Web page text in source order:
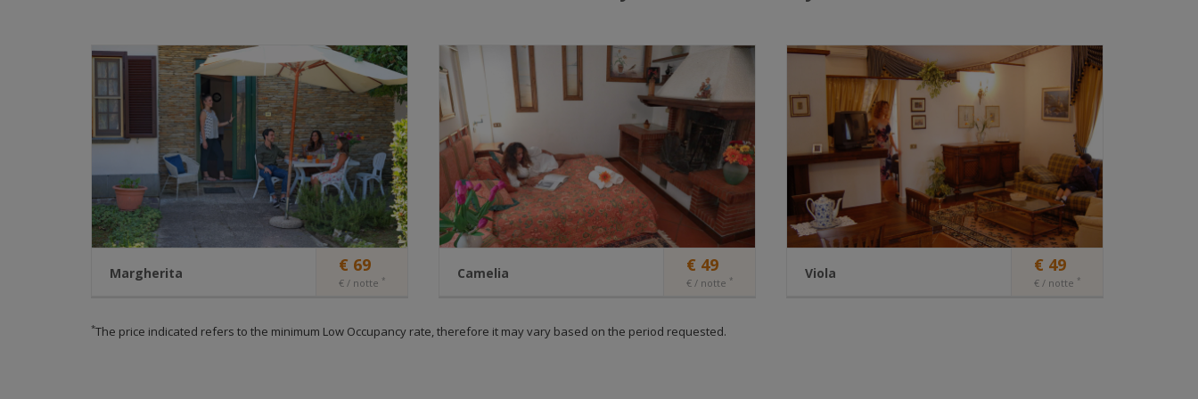
Margherita € 69
€ / notte *
Three-room apartment for families up to 7
people
Camelia € 49
€ / notte *
Two-room apartment for couples or families
max 4 p
Viola € 49
€ / notte *
*The price indicated refers to the minimum Low Occupancy rate, therefore it may vary based on the period requested.
di “prima parte” (o “proprietari”) quando sono gestiti direttamente dal proprietario e/o
responsabile del sito web;
di “terze parti” quando i cookie sono predisposti e gestiti da responsabili estranei al
sito web visitato dall’utente.
Il Sito utilizza i seguenti cookie tecnici:
Cookie Tipo Finalità Durata
Modalità di
eliminazione
csrf_token
tecnico
verificare la sicurezza dei
dati immessi in caso di
invio dati
sessione
vedi sotto:
Come è
possibile
disattivare i
sito